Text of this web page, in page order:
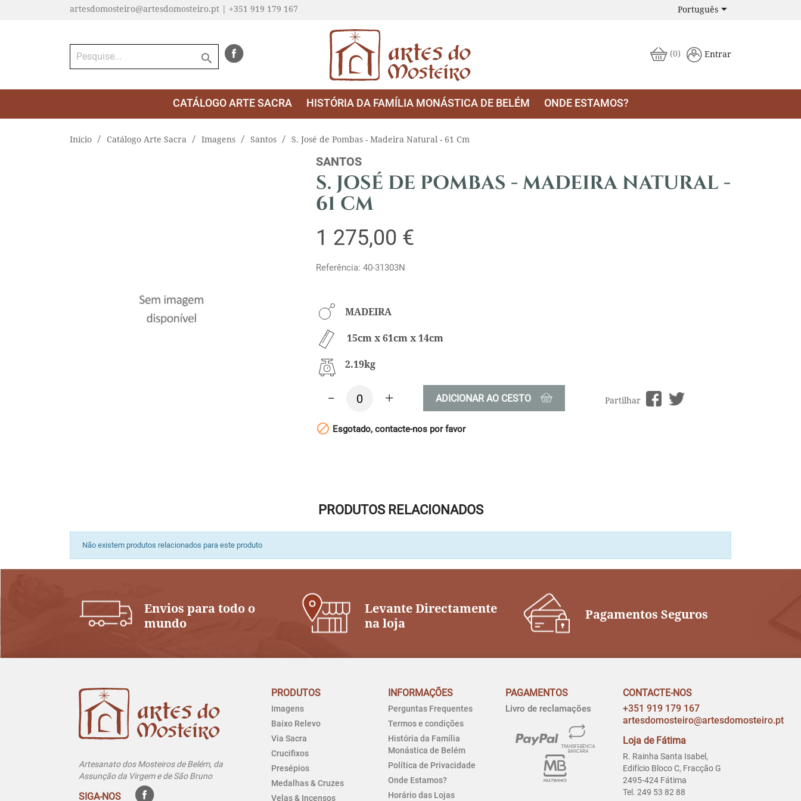
artesdomosteiro@artesdomosteiro.pt | +351 919 179 167 Português
 Entrar
(0)
CATÁLOGO ARTE SACRA HISTÓRIA DA FAMÍLIA MONÁSTICA DE BELÉM ONDE ESTAMOS?
Início Catálogo Arte Sacra Imagens Santos S. José de Pombas - Madeira Natural - 61 Cm
SANTOS
S. JOSÉ DE POMBAS - MADEIRA NATURAL -
61 CM
1 275,00 €
Referência: 40-31303N
MADEIRA
15cm x 61cm x 14cm
2.19kg
- + ADICIONAR AO CESTO
 Esgotado, contacte-nos por favor
Partilhar
PRODUTOS RELACIONADOS
Não existem produtos relacionados para este produto
Envios para todo o
mundo
Levante Directamente
na loja
Pagamentos Seguros
Artesanato dos Mosteiros de Belém, da
Assunção da Virgem e de São Bruno
SIGA-NOS
PRODUTOS
Imagens
Baixo Relevo
Via Sacra
Crucifixos
Presépios
Medalhas & Cruzes
Velas & Incensos
INFORMAÇÕES
Perguntas Frequentes
Termos e condições
História da Família
Monástica de Belém
Política de Privacidade
Onde Estamos?
Horário das Lojas
PAGAMENTOS
Livro de reclamações
CONTACTE-NOS
+351 919 179 167
artesdomosteiro@artesdomosteiro.pt
Loja de Fátima
R. Rainha Santa Isabel,
Edifício Bloco C, Fracção G
2495-424 Fátima
Tel. 249 53 82 88